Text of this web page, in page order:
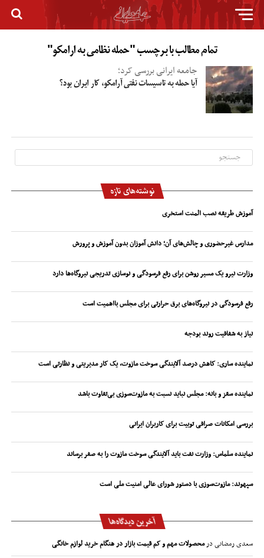
تمام مطالب با برچسب "حمله نظامی به ارامکو"
جامعه ایرانی بررسی کرد؛
آیا حمله به تاسیسات نفتی آرامکو، کار ایران بود؟
نوشته‌های تازه
آموزش طریقه نصب المنت استخری
مدارس غیرحضوری و چالش‌های آن؛ دانش آموزان بدون آموزش و پرورش
وزارت نیرو یک مسیر روشن برای رفع فرسودگی و نوسازی تدریجی نیروگاه‌ها دارد
رفع فرسودگی در نیروگاه‌های برق حرارتی برای مجلس بااهمیت است
نیاز به شفافیت روند بودجه
نماینده ساری: کاهش درصد آلایندگی سوخت مازوت، یک کار مدیریتی و نظارتی است
نماینده سقز و بانه: مجلس نباید نسبت به مازوت‌سوزی بی‌تفاوت باشد
بررسی امکانات صرافی توبیت برای کاربران ایرانی
نماینده سلماس: وزارت نفت باید آلایندگی سوخت مازوت را به صفر برساند
سپهوند:‌ مازوت‌سوزی با دستور شورای عالی امنیت ملی است
آخرین دیدگاه‌ها
سعدی رمضانیدرمحصولات مهم و کم قیمت بازار در هنگام خرید لوازم خانگی